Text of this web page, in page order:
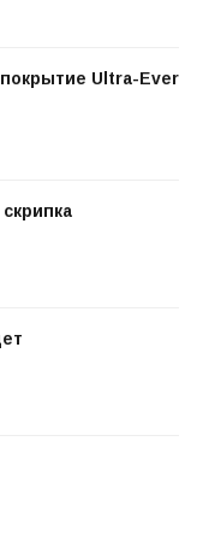
Ultra-Ever